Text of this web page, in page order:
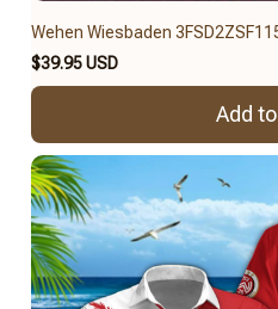
Wehen Wiesbaden
$39.95 USD
Add